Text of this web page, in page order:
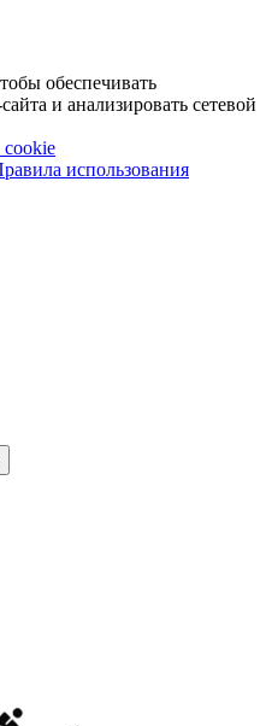
обеспечивать
и анализировать сетевой
cookie
использования